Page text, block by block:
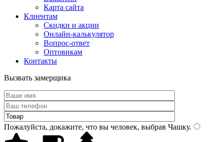
Карта сайта
Клиентам
Скидки и акции
Онлайн-калькулятор
Вопрос-ответ
Оптовикам
Контакты
Вызвать замерщика
Пожалуйста, докажите, что вы человек, выбрав Чашку.